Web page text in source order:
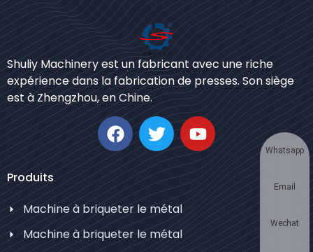
Shuliy Machinery est un fabricant avec une riche
expérience dans la fabrication de presses. Son siège
est à Zhengzhou, en Chine.
Produits
Machine à briqueter le métal
Machine à briqueter le métal
German
Korean
Whatsapp
Email
Wechat